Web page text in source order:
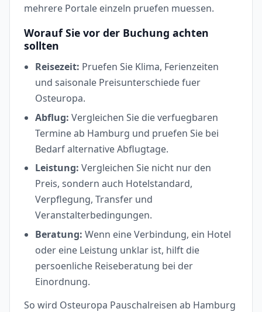
mehrere Portale einzeln pruefen muessen.
Worauf Sie vor der Buchung achten
sollten
Reisezeit: Pruefen Sie Klima, Ferienzeiten
und saisonale Preisunterschiede fuer
Osteuropa.
Abflug: Vergleichen Sie die verfuegbaren
Termine ab Hamburg und pruefen Sie bei
Bedarf alternative Abflugtage.
Leistung: Vergleichen Sie nicht nur den
Preis, sondern auch Hotelstandard,
Verpflegung, Transfer und
Veranstalterbedingungen.
Beratung: Wenn eine Verbindung, ein Hotel
oder eine Leistung unklar ist, hilft die
persoenliche Reiseberatung bei der
Einordnung.
So wird Osteuropa Pauschalreisen ab Hamburg